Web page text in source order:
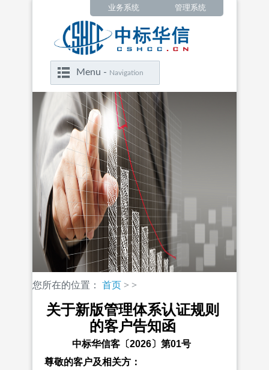
管理系统
业务系统
Menu - Navigation
您所在的位置： 首页 > >
关于新版管理体系认证规则
的客户告知函
中标华信客〔2026〕第01号
尊敬的客户及相关方：